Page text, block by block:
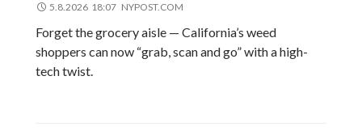
5.8.2026 18:07 NYPOST.COM
Forget the grocery aisle — California’s weed
shoppers can now “grab, scan and go” with a high-
tech twist.